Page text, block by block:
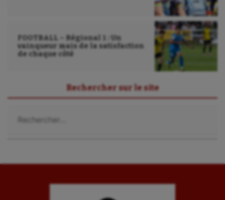
Sport-santé
Tir à l'arc
Voile
Wakeboard
FOOTBALL – Régional 1 : Un
vainqueur mais de la satisfaction
de chaque côté
Rechercher sur le site